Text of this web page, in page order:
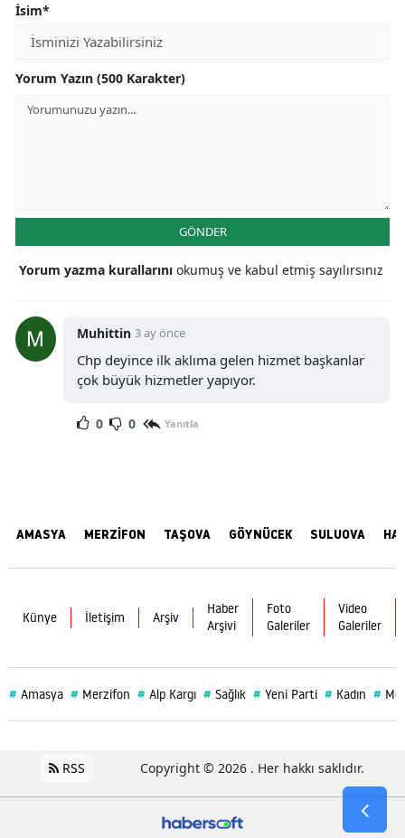
İsim*
Yorum Yazın (500 Karakter)
GÖNDER
Yorum yazma kurallarını okumuş ve kabul etmiş sayılırsınız
Muhittin 3 ay önce
Chp deyince ilk aklıma gelen hizmet başkanlar
çok büyük hizmetler yapıyor.
0 0 Yanıtla
AMASYA MERZİFON TAŞOVA GÖYNÜCEK SULUOVA
Künye İletişim Arşiv
Haber
Arşivi
Foto
Galeriler
Video
Galeriler
# Amasya # Merzifon # Alp Kargı # Sağlık # Yeni Parti # Kadın #
RSS Copyright © 2026 . Her hakkı saklıdır.